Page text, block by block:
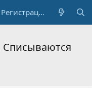
Регистрация
Списываются